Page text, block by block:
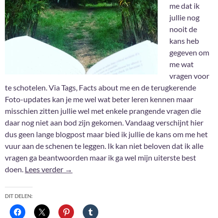
me dat ik
jullie nog
nooit de
kans heb
gegeven om
me wat
vragen voor
te schotelen. Via Tags, Facts about me en de terugkerende
Foto-updates kan je me wel wat beter leren kennen maar
misschien zitten jullie wel met enkele prangende vragen die
daar nog niet aan bod zijn gekomen. Vandaag verschijnt hier
dus geen lange blogpost maar bied ik jullie de kans om me het
vuur aan de schenen te leggen. Ik kan niet beloven dat ik alle
vragen ga beantwoorden maar ik ga wel mijn uiterste best
doen. Lees verder Vragen staat vrij
→
DIT DELEN: